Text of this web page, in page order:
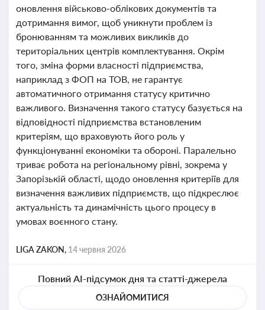
оновлення військово-облікових документів та
дотримання вимог, щоб уникнути проблем із
бронюванням та можливих викликів до
територіальних центрів комплектування. Окрім
того, зміна форми власності підприємства,
наприклад з ФОП на ТОВ, не гарантує
автоматичного отримання статусу критично
важливого. Визначення такого статусу базується на
відповідності підприємства встановленим
критеріям, що враховують його роль у
функціонуванні економіки та обороні. Паралельно
триває робота на регіональному рівні, зокрема у
Запорізькій області, щодо оновлення критеріїв для
визначення важливих підприємств, що підкреслює
актуальність та динамічність цього процесу в
умовах воєнного стану.
LIGA ZAKON, 14 червня 2026
Повний AI-підсумок дня та статті-джерела
ОЗНАЙОМИТИСЯ